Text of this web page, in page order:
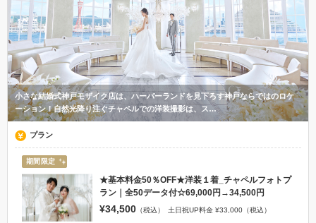
小さな結婚式神戸モザイク店は、ハーバーランドを見下ろす神戸ならではのロケ
ーション！自然光降り注ぐチャペルでの洋装撮影は、ス…
プラン
期間限定
★基本料金50％OFF★洋装１着_チャペルフォトプ
ラン｜全50データ付☆69,000円→34,500円
¥34,500 （税込） 土日祝UP料金 ¥33,000（税込）